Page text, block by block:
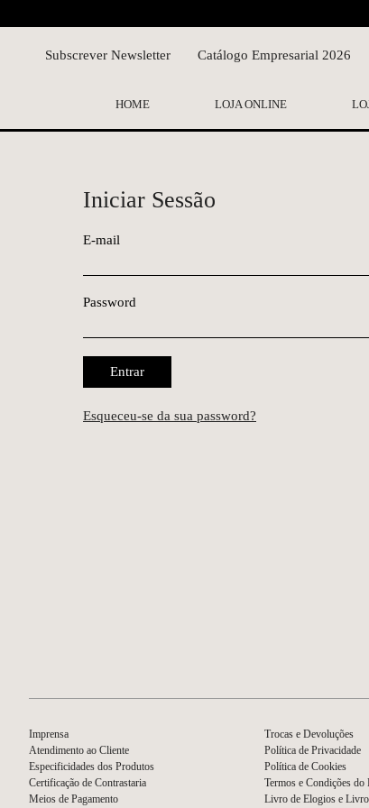
Subscrever Newsletter Catálogo Empresarial 2026
HOME LOJA ONLINE
Iniciar Sessão
E-mail
Password
Entrar
Esqueceu-se da sua password?
Imprensa
Atendimento ao Cliente
Especificidades dos Produtos
Certificação de Contrastaria
Meios de Pagamento
Trocas e Devoluções
Política de Privacidade
Política de Cookies
Termos e Condições do
Livro de Elogios e Livro